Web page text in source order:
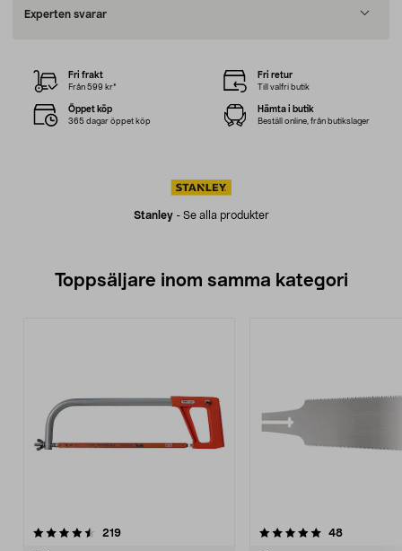
Experten svarar
Stanley- Se alla produkter
Fri frakt
Från 599 kr*
Fri retur
Till valfri butik
Öppet köp
365 dagar öppet köp
Hämta i butik
Beställ online, från butikslager
Toppsäljare inom samma kategori
219recensioner
5.0 av 5 stjärnor 48recensioner
4.5 av 5 stjärnor